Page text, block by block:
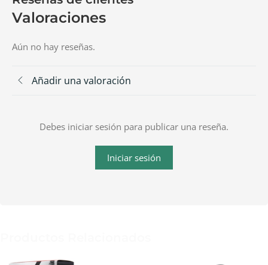
Valoraciones
Aún no hay reseñas.
Añadir una valoración
Debes iniciar sesión para publicar una reseña.
Iniciar sesión